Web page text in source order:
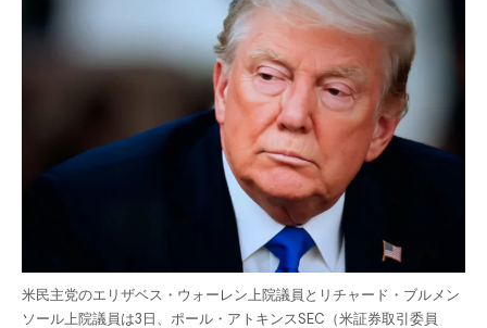
米民主党のエリザベス・ウォーレン上院議員とリチャード・ブルメン
ソール上院議員は3日、ポール・アトキンスSEC（米証券取引委員